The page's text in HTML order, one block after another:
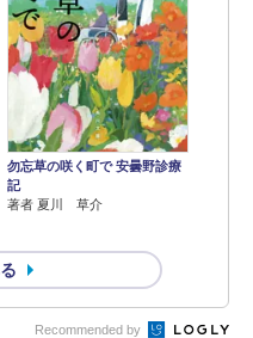
勿忘草の咲く町で 安曇野診療
記
著者 夏川 草介
Recommended by